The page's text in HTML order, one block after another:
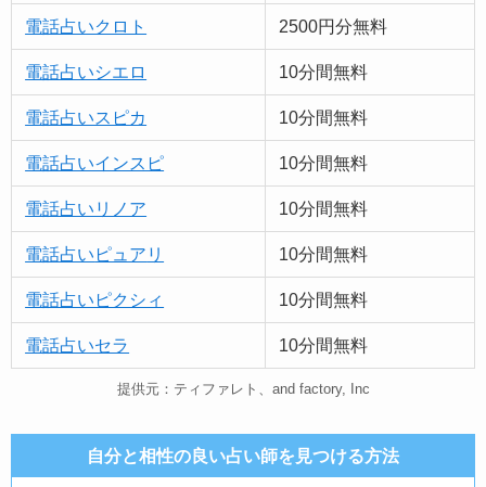
電話占いクロト 2500円分無料
電話占いシエロ 10分間無料
電話占いスピカ 10分間無料
電話占いインスピ 10分間無料
電話占いリノア 10分間無料
電話占い ピュア リ 10分間無料
電話占いピクシィ 10分間無料
電話占いセラ 10分間無料
提供元：ティファレト、and factory, Inc
自分と相性の良い占い師を見つける方法